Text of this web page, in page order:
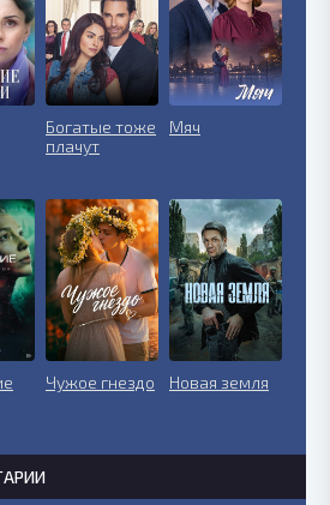
Богатые тоже
плачут
Мяч
Чужое гнездо Новая земля